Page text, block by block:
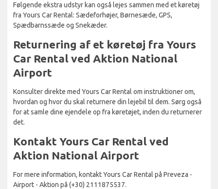
Følgende ekstra udstyr kan også lejes sammen med et køretøj
fra Yours Car Rental: Sædeforhøjer, Børnesæde, GPS,
Spædbarnssæde og Snekæder.
Returnering af et køretøj fra Yours
Car Rental ved Aktion National
Airport
Konsulter direkte med Yours Car Rental om instruktioner om,
hvordan og hvor du skal returnere din lejebil til dem. Sørg også
for at samle dine ejendele op fra køretøjet, inden du returnerer
det.
Kontakt Yours Car Rental ved
Aktion National Airport
For mere information, kontakt Yours Car Rental på Preveza -
Airport - Aktion på (+30) 2111875537.